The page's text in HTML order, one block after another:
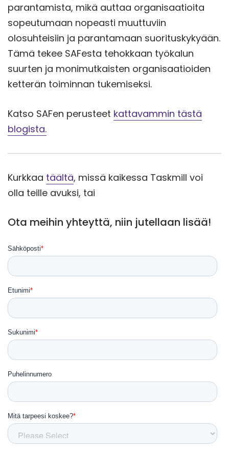
parantamista, mikä auttaa organisaatioita
sopeutumaan nopeasti muuttuviin
olosuhteisiin ja parantamaan suorituskykyään.
Tämä tekee SAFesta tehokkaan työkalun
suurten ja monimutkaisten organisaatioiden
ketterän toiminnan tukemiseksi.
Katso SAFen perusteet kattavammin tästä
blogista.
Kurkkaa täältä, missä kaikessa Taskmill voi
olla teille avuksi, tai
Ota meihin yhteyttä, niin jutellaan lisää!